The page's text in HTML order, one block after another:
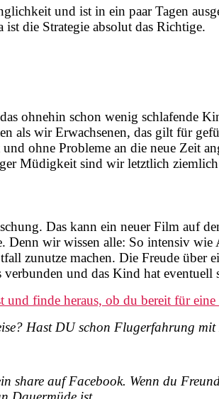
und ist in ein paar Tagen
die Strategie absolut das Richtige.
ohnehin schon wenig schlafende
als wir Erwachsenen, das gilt für
ohne Probleme an die neue Zeit
Müdigkeit sind wir letztlich
Das kann ein neuer Film auf
Denn wir wissen alle: So intensiv
zunutze machen. Die Freude über
und das Kind hat eventuell
und finde heraus, ob du bereit für
Hast DU schon Flugerfahrung
share auf Facebook. Wenn du